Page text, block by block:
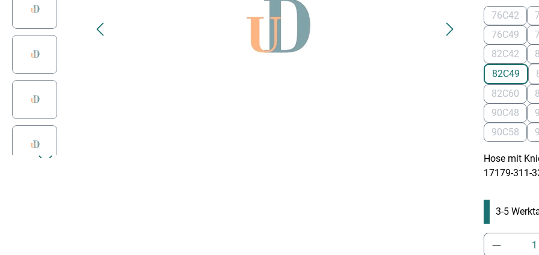
76C42
(Diese
76C49
(Diese
82C42
(Diese
82C49
(Diese
82C60
(Diese
90C48
(Diese
90C58
(Diese
Hose mit
17179-311-
3-5